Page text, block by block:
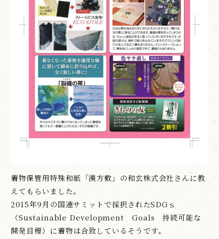
着物保管用特殊和紙「漢方敷」の和玄株式会社さんに教
えてもらいました。
2015年9月の国連サミットで採択されたSDGｓ
（Sustainable Development Goals 持続可能な
開発目標）に着物は合致しているそうです。